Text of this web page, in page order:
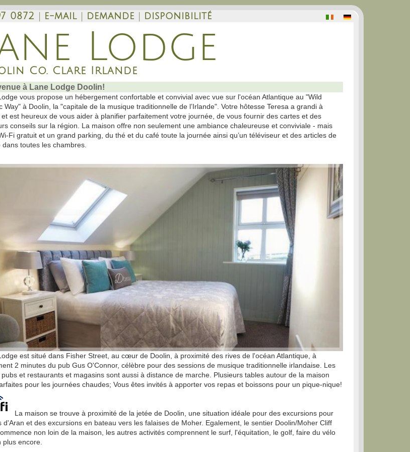
0872 e-mail| demande disponibilité
Lodge
Co. Clare Irlande
à Lane Lodge Doolin!
vous propose un hébergement confortable et convivial avec vue sur l'océan Atlantique au "Wild
Way" à Doolin, la "capitale de la musique traditionnelle de l’Irlande". Votre hôtesse Teresa a grandi à
et est heureux de vous aider à planifier parfaitement votre journée, de vous fournir des cartes et des
conseils sur la région. La maison offre non seulement une ambiance chaleureuse et conviviale - mais
Fi gratuit et un grand parking, du thé et du café toute la journée ainsi qu’un téléviseur et des articles de
dans toutes les chambres.
est situé dans Fisher Street, au cœur de Doolin, à proximité des rives de l'océan Atlantique, à
2 minutes du pub Gus O'Connor, célèbre pour des sessions de musique traditionnelle irlandaise. Les
et restaurants et magasins sont aussi à distance de marche. Plusieurs tables autour de la maison
pour les journées chaudes; Vous êtes invités à apporter vos repas et boissons pour un pique-nique!
La maison se trouve à proximité de la jetée de Doolin, une situation idéale pour des excursions pour
d'Aran et des excursions en bateau vers les falaises de Moher. Egalement, le sentier Doolin/Moher Cliff
non loin de la maison, les autres activités comprennent le surf, l'équitation, le golf, faire du vélo
plus encore.